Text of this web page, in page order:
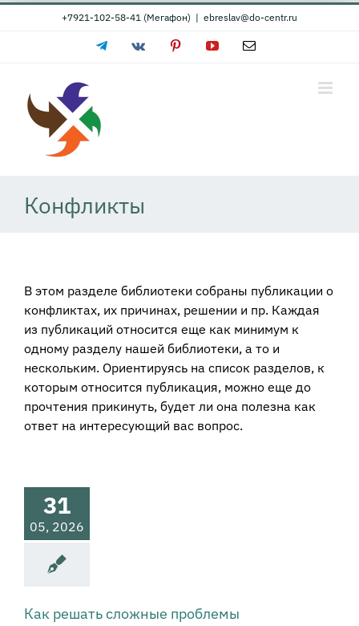
Skip
+7921-102-58-41 (Мегафон) | ebreslav@do-centr.ru
TelegramVk PinterestYouTubeEmail
Конфликты
В этом разделе библиотеки собраны публикации о
конфликтах, их причинах, решении и пр. Каждая
из публикаций относится еще как минимум к
одному разделу нашей библиотеки, а то и
нескольким. Ориентируясь на список разделов, к
которым относится публикация, можно еще до
прочтения прикинуть, будет ли она полезна как
ответ на интересующий вас вопрос.
31
05, 2026
Общие
и диагностика
в бизнесе
Как решать сложные проблемы